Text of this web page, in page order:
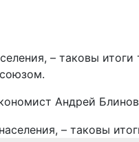
– таковы
Андрей